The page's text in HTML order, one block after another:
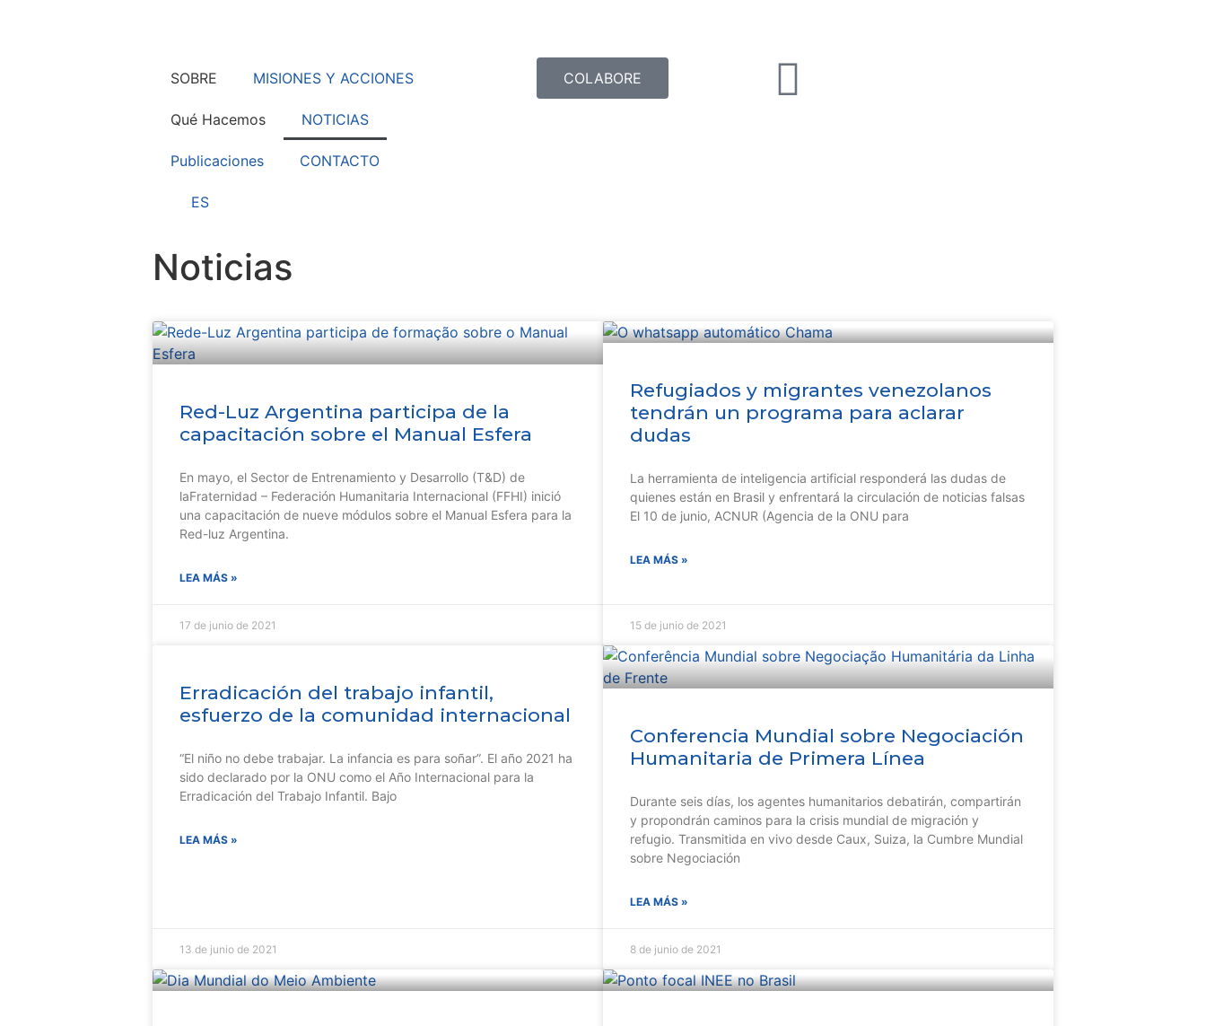
SOBRE MISIONES Y ACCIONES
Qué Hacemos NOTICIAS
Publicaciones CONTACTO
ES
COLABORE
Noticias
Red-Luz Argentina participa de la
capacitación sobre el Manual Esfera
En mayo, el Sector de Entrenamiento y Desarrollo (T&D) de
laFraternidad – Federación Humanitaria Internacional (FFHI) inició
una capacitación de nueve módulos sobre el Manual Esfera para la
Red-luz Argentina.
LEA MÁS »
17 de junio de 2021
Refugiados y migrantes venezolanos
tendrán un programa para aclarar
dudas
La herramienta de inteligencia artificial responderá las dudas de
quienes están en Brasil y enfrentará la circulación de noticias falsas
El 10 de junio, ACNUR (Agencia de la ONU para
LEA MÁS »
15 de junio de 2021
Erradicación del trabajo infantil,
esfuerzo de la comunidad internacional
“El niño no debe trabajar. La infancia es para soñar”. El año 2021 ha
sido declarado por la ONU como el Año Internacional para la
Erradicación del Trabajo Infantil. Bajo
LEA MÁS »
13 de junio de 2021
Conferencia Mundial sobre Negociación
Humanitaria de Primera Línea
Durante seis días, los agentes humanitarios debatirán, compartirán
y propondrán caminos para la crisis mundial de migración y
refugio. Transmitida en vivo desde Caux, Suiza, la Cumbre Mundial
sobre Negociación
LEA MÁS »
8 de junio de 2021